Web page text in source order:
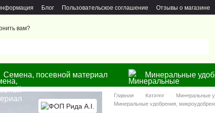
Блог Пользовательское соглашение Отзывы о магазине
вам?
Семена, посевной материал Минеральные
Главная Каталог
Минеральные
Минеральные удобрения,